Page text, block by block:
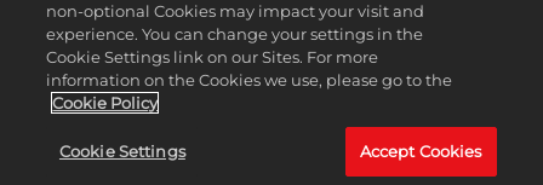
©2026 Take-Two Interactive Software, Inc. Publicado por 2K Games.
Creado por Hangar 13. Mafia, Take-Two Interactive Software, 2K,
Hangar 13 y sus respectivos logotipos son marcas comerciales de
Take-Two Interactive Software, Inc. Todas las demás marcas y
marcas comerciales pertenecen a sus respectivos propietarios. Todos
non-optional Cookies may impact your visit and
experience. You can change your settings in the
Cookie Settings link on our Sites. For more
information on the Cookies we use, please go to the
Cookie Policy
Cookie Settings Accept Cookies